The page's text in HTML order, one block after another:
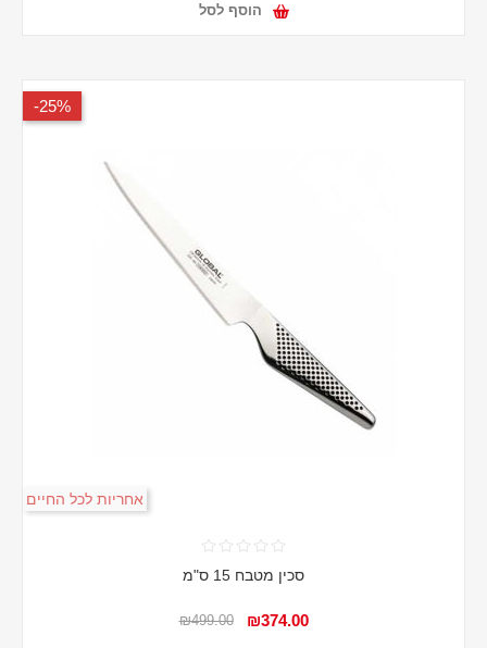
הוסף לסל
25%-
אחריות לכל החיים
סכין מטבח 15 ס"מ
₪374.00
₪499.00